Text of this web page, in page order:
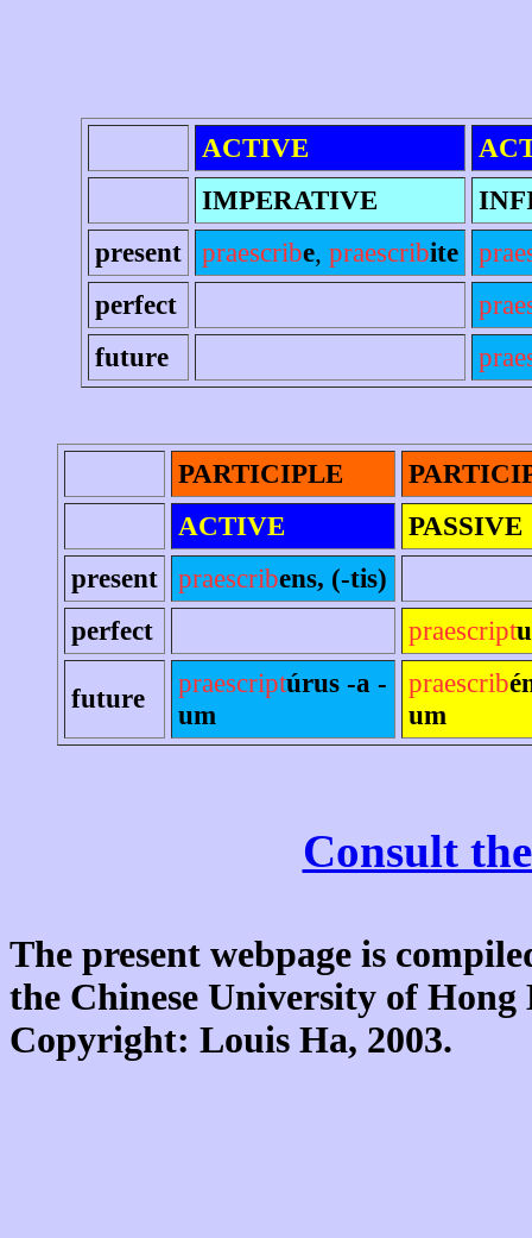
ACTIVE
IMPERATIVE
present
praescribe, praescribite
perfect
future
PARTICIPLE
ACTIVE
PASSIVE
present
praescribens, (-tis)
perfect
praescript
future praescriptúrus -a -
um
praescrib
um
Consult
The present webpage is
the Chinese University of
Copyright: Louis Ha, 2003.